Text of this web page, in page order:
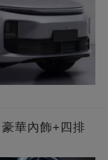
華內飾+四排